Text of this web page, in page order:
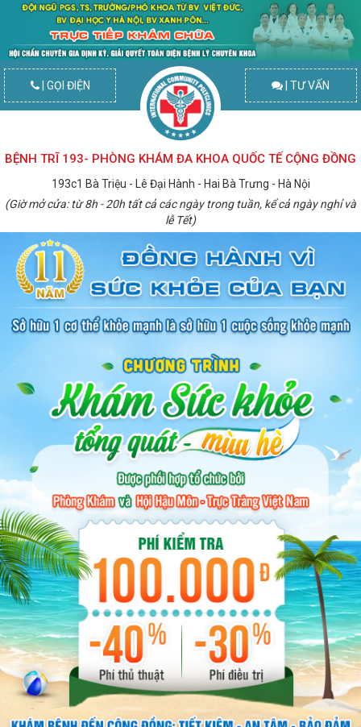
| GỌI ĐIỆN | TƯ VẤN
BỆNH TRĨ 193- PHÒNG KHÁM ĐA KHOA QUỐC TẾ CỘNG ĐỒNG
193c1 Bà Triệu - Lê Đại Hành - Hai Bà Trưng - Hà Nội
(Giờ mở cửa: từ 8h - 20h tất cả các ngày trong tuần, kể cả ngày nghỉ và
lễ Tết)